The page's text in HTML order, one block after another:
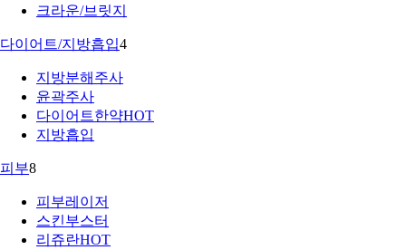
크라운/브릿지
다이어트/지방흡입4
지방분해주사
윤곽주사
다이어트한약HOT
지방흡입
피부8
피부레이저
스킨부스터
리쥬란HOT